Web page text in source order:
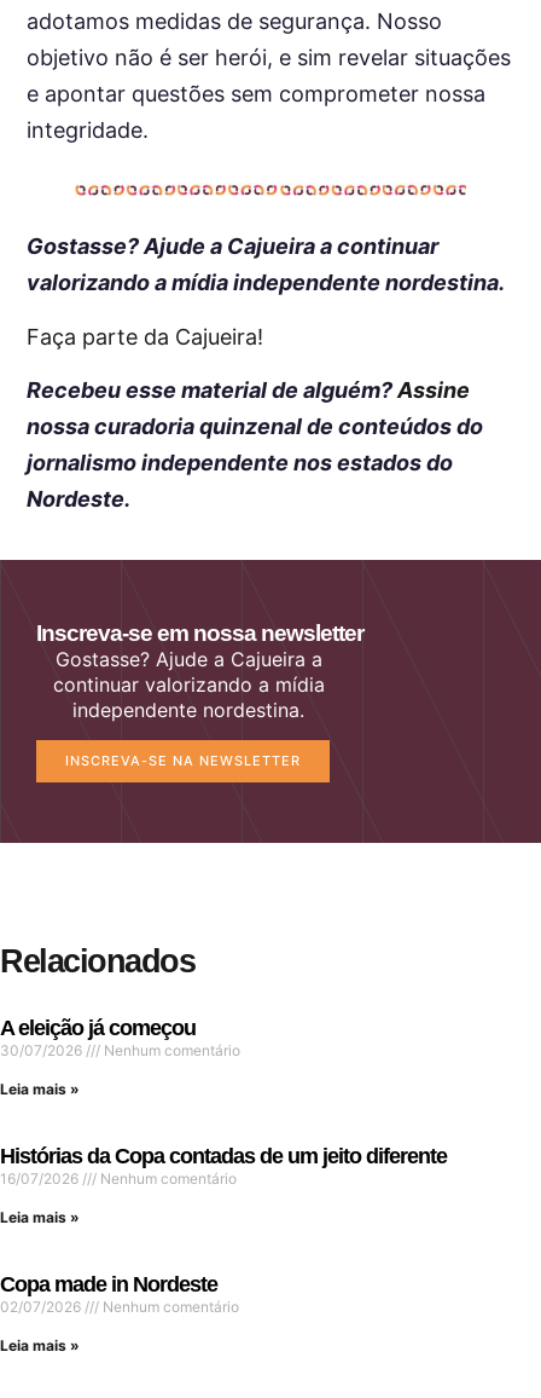
adotamos medidas de segurança. Nosso
objetivo não é ser herói, e sim revelar situações
e apontar questões sem comprometer nossa
integridade.
Gostasse? Ajude a Cajueira a continuar
valorizando a mídia independente nordestina.
Faça parte da Cajueira!
Recebeu esse material de alguém?Assine
nossa curadoria quinzenal de conteúdos do
jornalismo independente nos estados do
Nordeste.
Inscreva-se em nossa newsletter
Gostasse? Ajude a Cajueira a
continuar valorizando a mídia
independente nordestina.
INSCREVA-SE NA NEWSLETTER
Relacionados
A eleição já começou
30/07/2026 Nenhum comentário
Leia mais »
Histórias da Copa contadas de um jeito diferente
16/07/2026 Nenhum comentário
Leia mais »
Copa made in Nordeste
02/07/2026 Nenhum comentário
Leia mais »